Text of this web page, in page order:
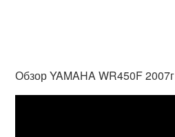
Обзор YAMAHA WR450F 2007г